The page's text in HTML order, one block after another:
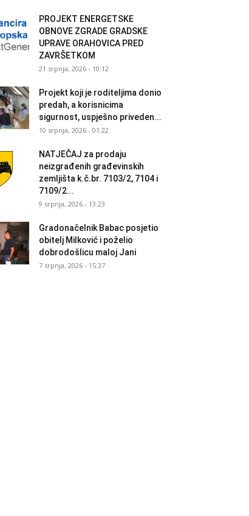
PROJEKT ENERGETSKE
OBNOVE ZGRADE GRADSKE
UPRAVE ORAHOVICA PRED
ZAVRŠETKOM
21 srpnja, 2026 - 10:12
Projekt koji je roditeljima donio
predah, a korisnicima
sigurnost, uspješno priveden...
10 srpnja, 2026 - 01:22
NATJEČAJ za prodaju
neizgrađenih građevinskih
zemljišta k.č.br. 7103/2, 7104 i
7109/2...
9 srpnja, 2026 - 13:23
Gradonačelnik Babac posjetio
obitelj Milković i poželio
dobrodošlicu maloj Jani
7 srpnja, 2026 - 15:37